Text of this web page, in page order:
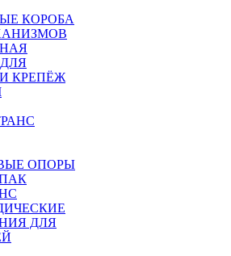
КОРОБА
КРЕПЁЖ
ОПОРЫ
ДЛЯ